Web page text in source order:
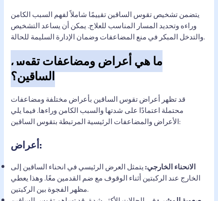
يتضمن تشخيص تقوس الساقين تقييمًا شاملاً لفهم السبب الكامن
وراءه وتحديد المسار المناسب للعلاج. يمكن أن يساعد التشخيص
والتدخل المبكر في منع المضاعفات وضمان الإدارة السليمة للحالة.
ما هي أعراض ومضاعفات تقوس
الساقين؟
قد تظهر أعراض تقوس الساقين بأعراض مختلفة ومضاعفات
محتملة اعتمادًا على شدتها والسبب الكامن وراءها. فيما يلي
الأعراض والمضاعفات الرئيسية المرتبطة بتقوس الساقين:
أعراض:
الانحناء الخارجي:يتمثل العرض الرئيسي في انحناء الساقين إلى
الخارج عند الركبتين أثناء الوقوف مع ضم القدمين معًا. وهذا يعطي
مظهر الفجوة بين الركبتين.